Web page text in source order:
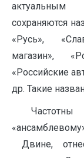
актуальным
сохраняются
«Русь»,
магазин»,
«Российские
др. Такие
Частотны
Двине,